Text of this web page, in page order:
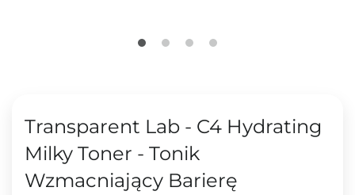
Transparent Lab - C4 Hydrating
Milky Toner - Tonik
Wzmacniający Barierę